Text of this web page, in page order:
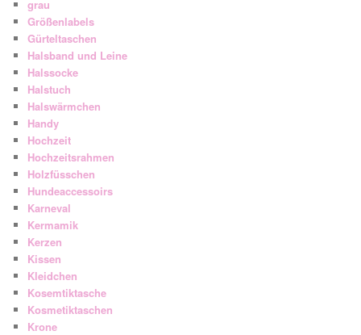
grau
Größenlabels
Gürteltaschen
Halsband und Leine
Halssocke
Halstuch
Halswärmchen
Handy
Hochzeit
Hochzeitsrahmen
Holzfüsschen
Hundeaccessoirs
Karneval
Kermamik
Kerzen
Kissen
Kleidchen
Kosemtiktasche
Kosmetiktaschen
Krone